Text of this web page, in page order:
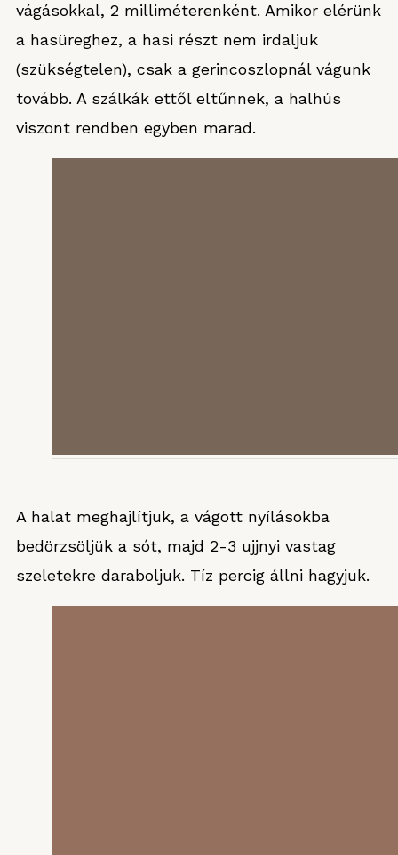
vágásokkal, 2 milliméterenként. Amikor elérünk
a hasüreghez, a hasi részt nem irdaljuk
(szükségtelen), csak a gerincoszlopnál vágunk
tovább. A szálkák ettől eltűnnek, a halhús
viszont rendben egyben marad.
A halat meghajlítjuk, a vágott nyílásokba
bedörzsöljük a sót, majd 2-3 ujjnyi vastag
szeletekre daraboljuk. Tíz percig állni hagyjuk.